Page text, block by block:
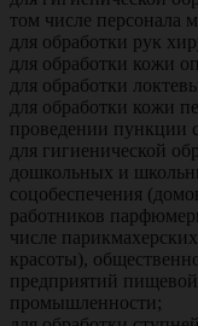
том числе персонала
для обработки рук
для обработки кожи
для обработки
для обработки кожи
проведении пункции
для гигиенической
дошкольных и
соцобеспечения
работников
числе
красоты),
предприятий
промышленности;